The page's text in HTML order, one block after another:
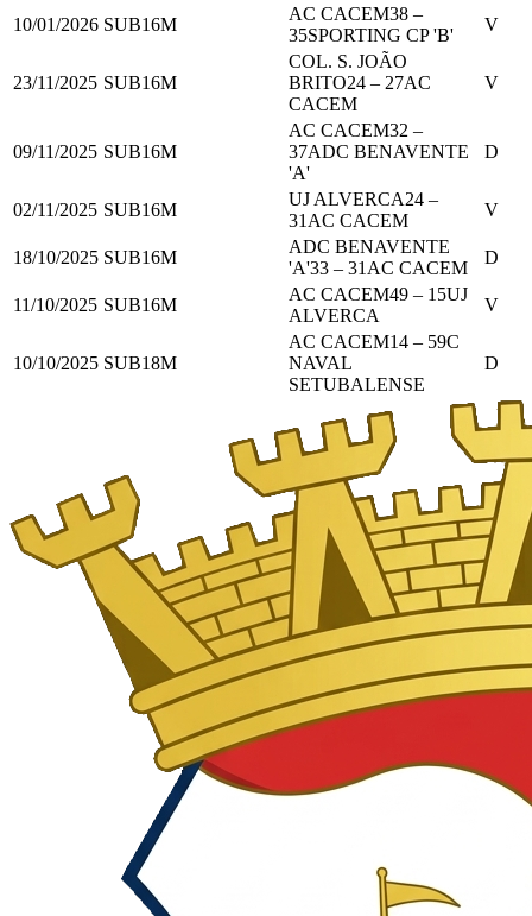
10/01/2026 SUB16M
AC CACEM38 –
35SPORTING CP 'B'
V
23/11/2025 SUB16M
COL. S. JOÃO
BRITO24 – 27AC
CACEM
V
09/11/2025 SUB16M
AC CACEM32 –
37ADC BENAVENTE
'A'
D
02/11/2025 SUB16M
UJ ALVERCA24 –
31 AC CACEM
V
18/10/2025 SUB16M
ADC BENAVENTE
'A'33 – 31 AC CACEM
D
11/10/2025 SUB16M
AC CACEM49 – 15UJ
ALVERCA
V
10/10/2025 SUB18M
AC CACEM14 – 59C
NAVAL
SETUBALENSE
D